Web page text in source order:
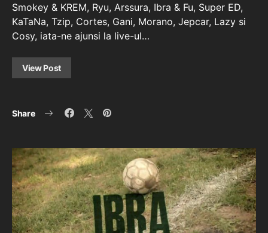
Smokey & KREM, Ryu, Arssura, Ibra & Fu, Super ED,
KaTaNa, Tzip, Cortes, Gani, Morano, Jepcar, Lazy si
Cosy, iata-ne ajunsi la live-ul…
View Post
Share